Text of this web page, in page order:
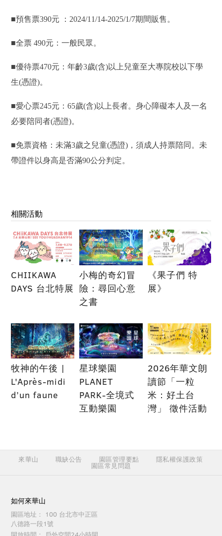
■預售票390元 ：2024/11/14-2025/1/7期間販售。
■全票 490元：一般民眾。
■優待票470元：年齡3歲(含)以上兒童至大專院校以下學
生(憑證)。
■愛心票245元：65歲(含)以上長者。身心障礙本人及一名
必要陪同者(憑證)。
■免票資格：未滿3歲之兒童(憑證)，須成人持票陪同。未
帶證件以身高是否滿90公分判定。
相關活動
CHIIKAWA
DAYS 台北特展
小梅的奇幻冒
險：尋回心意
之書
《果子們 特
展》
牧神的午後 |
L'Après-midi
d’un faune
星球樂園
PLANET
PARK-全境式
互動樂園
2026年華文朗
讀節「一粒
米：好土台
灣」 徵件活動
來華山 職缺公告 園區管理要點 隱私權保護政策
園區常見問題
如何來華山
園區地址：
100 台北市中正區
八德路一段1號